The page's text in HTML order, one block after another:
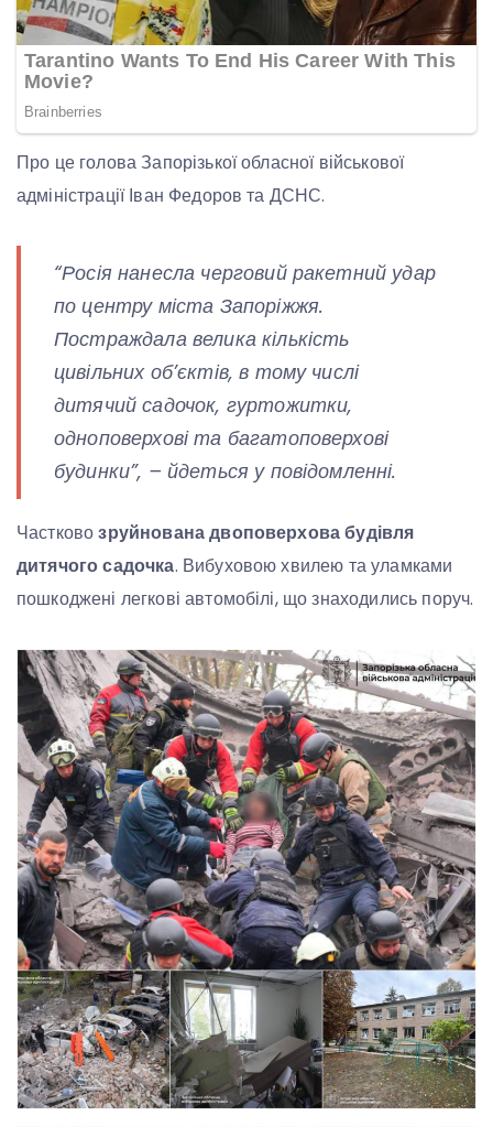
Про це голова Запорізької обласної військової
адміністрації Іван Федоров та ДСНС.
“Росія нанесла черговий ракетний удар
по центру міста Запоріжжя.
Постраждала велика кількість
цивільних об’єктів, в тому числі
дитячий садочок, гуртожитки,
одноповерхові та багатоповерхові
будинки”, – йдеться у повідомленні.
Частковозруйнована двоповерхова будівля
дитячого садочка. Вибуховою хвилею та уламками
пошкоджені легкові автомобілі, що знаходились поруч.